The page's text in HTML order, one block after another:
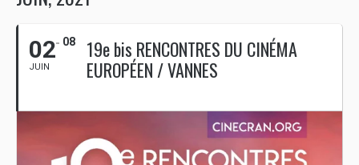
02
JUIN
08
19e bis RENCONTRES DU CINÉMA
EUROPÉEN / VANNES